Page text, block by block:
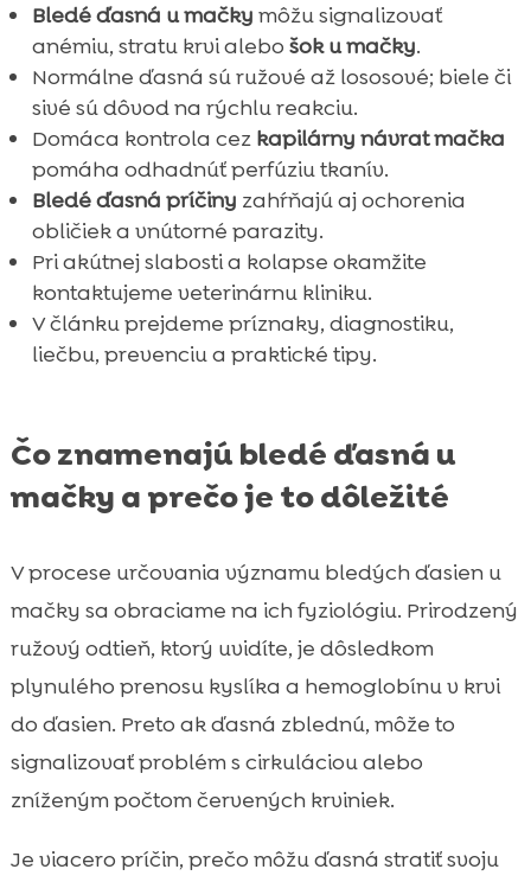
Bledé ďasná u mačky môžu signalizovať
anémiu, stratu krvi alebo šok u mačky.
Normálne ďasná sú ružové až lososové; biele či
sivé sú dôvod na rýchlu reakciu.
Domáca kontrola cez kapilárny návrat mačka
pomáha odhadnúť perfúziu tkanív.
Bledé ďasná príčiny zahŕňajú aj ochorenia
obličiek a vnútorné parazity.
Pri akútnej slabosti a kolapse okamžite
kontaktujeme veterinárnu kliniku.
V článku prejdeme príznaky, diagnostiku,
liečbu, prevenciu a praktické tipy.
Čo znamenajú bledé ďasná u
mačky a prečo je to dôležité
V procese určovania významu bledých ďasien u
mačky sa obraciame na ich fyziológiu. Prirodzený
ružový odtieň, ktorý uvidíte, je dôsledkom
plynulého prenosu kyslíka a hemoglobínu v krvi
do ďasien. Preto ak ďasná zblednú, môže to
signalizovať problém s cirkuláciou alebo
zníženým počtom červených krviniek.
Je viacero príčin, prečo môžu ďasná stratiť svoju